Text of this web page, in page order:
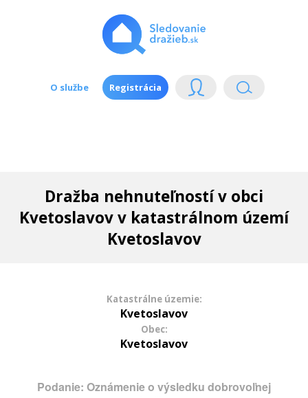
O službe Registrácia
Dražba nehnuteľností v obci
Kvetoslavov v katastrálnom území
Kvetoslavov
Katastrálne územie:
Kvetoslavov
Obec:
Kvetoslavov
Podanie: Oznámenie o výsledku dobrovoľnej